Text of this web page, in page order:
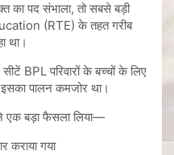
का पद संभाला, तो सबसे बड़ी
(RTE) के तहत गरीब
था।
BPL परिवारों के बच्चों के लिए
इसका पालन कमजोर था।
एक बड़ा फैसला लिया—
कराया गया